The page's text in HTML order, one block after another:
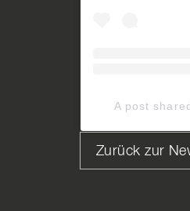
A post
Zurück zur